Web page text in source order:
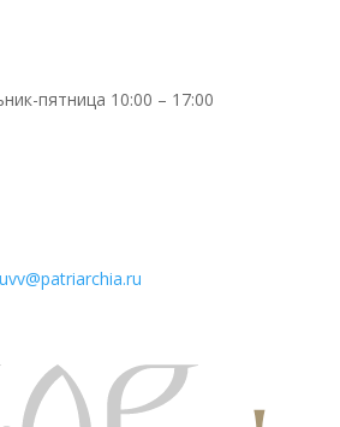
пятница 10:00 – 17:00
uvv@patriarchia.ru